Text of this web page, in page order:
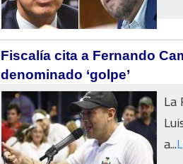
Fiscalía cita a Fernando
denominado ‘golpe’
La
a...